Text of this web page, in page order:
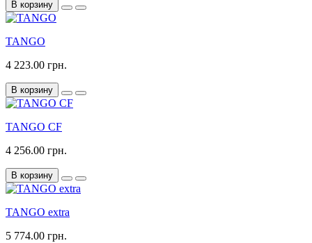
В корзину
TANGO
4 223.00 грн.
В корзину
TANGO CF
4 256.00 грн.
В корзину
TANGO extra
5 774.00 грн.